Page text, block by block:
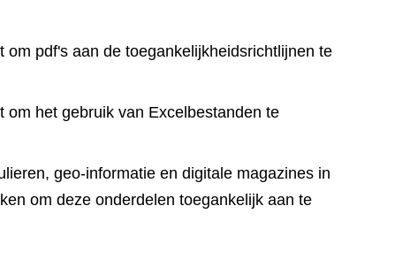
pdf's aan de toegankelijkheidsrichtlijnen te
het gebruik van Excelbestanden te
geo-informatie en digitale magazines in
om deze onderdelen toegankelijk aan te